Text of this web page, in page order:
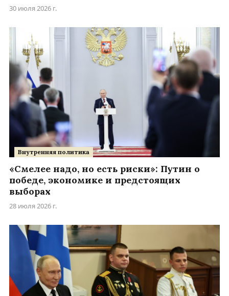
30 июля 2026 г.
Внутренняя политика
«Смелее надо, но есть риски»: Путин о
победе, экономике и предстоящих
выборах
28 июля 2026 г.